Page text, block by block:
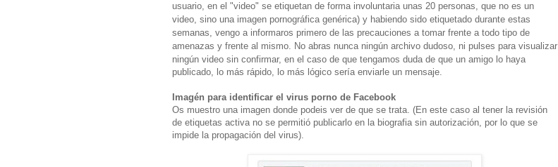
usuario, en el "video" se etiquetan de forma involuntaria unas 20 personas, que no es un
video, sino una imagen pornográfica genérica) y habiendo sido etiquetado durante estas
semanas, vengo a informaros primero de las precauciones a tomar frente a todo tipo de
amenazas y frente al mismo. No abras nunca ningún archivo dudoso, ni pulses para visualizar
ningún video sin confirmar, en el caso de que tengamos duda de que un amigo lo haya
publicado, lo más rápido, lo más lógico sería enviarle un mensaje.
Imagén para identificar el virus porno de Facebook
Os muestro una imagen donde podeis ver de que se trata. (En este caso al tener la revisión
de etiquetas activa no se permitió publicarlo en la biografia sin autorización, por lo que se
impide la propagación del virus).